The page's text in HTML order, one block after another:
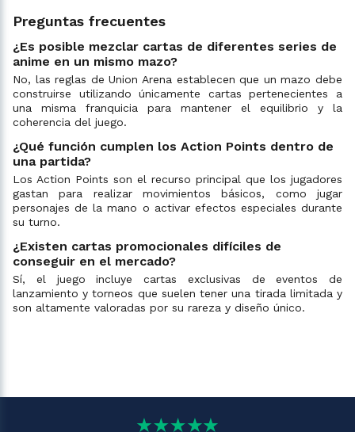
Preguntas frecuentes
¿Es posible mezclar cartas de diferentes series de
anime en un mismo mazo?
No, las reglas de Union Arena establecen que un mazo debe
construirse utilizando únicamente cartas pertenecientes a
una misma franquicia para mantener el equilibrio y la
coherencia del juego.
¿Qué función cumplen los Action Points dentro de
una partida?
Los Action Points son el recurso principal que los jugadores
gastan para realizar movimientos básicos, como jugar
personajes de la mano o activar efectos especiales durante
su turno.
¿Existen cartas promocionales difíciles de
conseguir en el mercado?
Sí, el juego incluye cartas exclusivas de eventos de
lanzamiento y torneos que suelen tener una tirada limitada y
son altamente valoradas por su rareza y diseño único.